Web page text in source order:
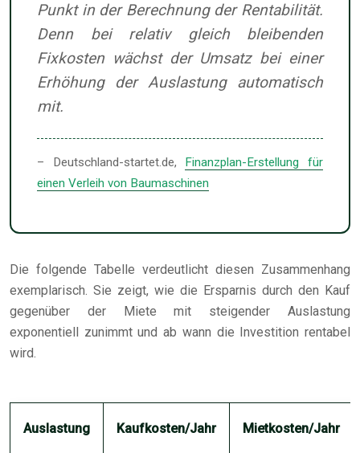
Punkt in der Berechnung der Rentabilität.
Denn bei relativ gleich bleibenden
Fixkosten wächst der Umsatz bei einer
Erhöhung der Auslastung automatisch
mit.
– Deutschland-startet.de, Finanzplan-Erstellung für
einen Verleih von Baumaschinen
Die folgende Tabelle verdeutlicht diesen Zusammenhang
exemplarisch. Sie zeigt, wie die Ersparnis durch den Kauf
gegenüber der Miete mit steigender Auslastung
exponentiell zunimmt und ab wann die Investition rentabel
wird.
Auslastung Kaufkosten/Jahr Mietkosten/Jahr